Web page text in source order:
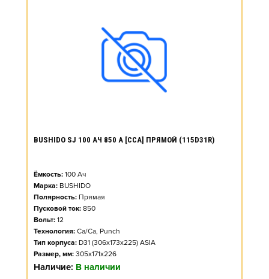
BUSHIDO SJ 100 АЧ 850 А [CCA] ПРЯМОЙ (115D31R)
Ёмкость: 100 Ач
Марка: BUSHIDO
Полярность: Прямая
Пусковой ток: 850
Вольт: 12
Технология: Ca/Ca, Punch
Тип корпуса: D31 (306x173x225) ASIA
Размер, мм: 305x171x226
Наличие: В наличии